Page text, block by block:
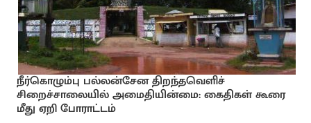
நீர்கொழும்பு பல்லன்சேன திறந்தவெளிச்
சிறைச்சாலையில் அமைதியின்மை: கைதிகள் கூரை
மீது ஏறி போராட்டம்